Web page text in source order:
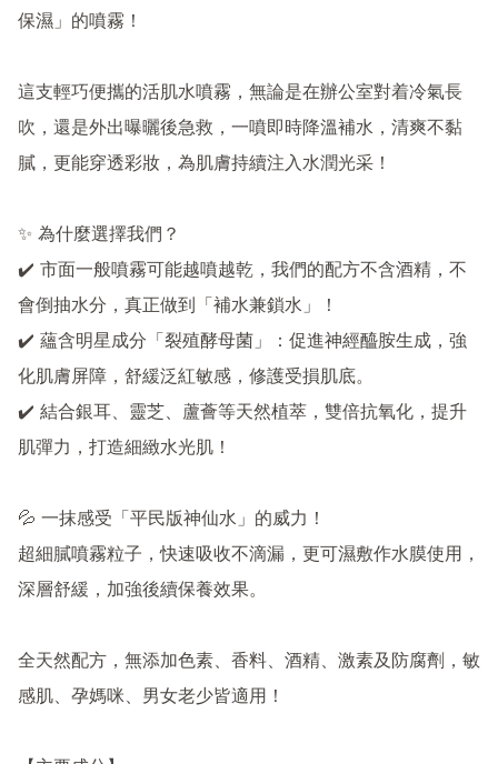
保濕」的噴霧！
這支輕巧便攜的活肌水噴霧，無論是在辦公室對着冷氣長
吹，還是外出曝曬後急救，一噴即時降溫補水，清爽不黏
膩，更能穿透彩妝，為肌膚持續注入水潤光采！
✨ 為什麼選擇我們？
✔️ 市面一般噴霧可能越噴越乾，我們的配方不含酒精，不
會倒抽水分，真正做到「補水兼鎖水」！
✔️ 蘊含明星成分「裂殖酵母菌」：促進神經醯胺生成，強
化肌膚屏障，舒緩泛紅敏感，修護受損肌底。
✔️ 結合銀耳、靈芝、蘆薈等天然植萃，雙倍抗氧化，提升
肌彈力，打造細緻水光肌！
💦 一抹感受「平民版神仙水」的威力！
超細膩噴霧粒子，快速吸收不滴漏，更可濕敷作水膜使用，
深層舒緩，加強後續保養效果。
全天然配方，無添加色素、香料、酒精、激素及防腐劑，敏
感肌、孕媽咪、男女老少皆適用！